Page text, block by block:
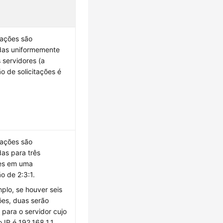
são
uniformemente
servidores (a
de solicitações é
são
para três
em uma
de 2:3:1.
se houver seis
duas serão
para o servidor cujo